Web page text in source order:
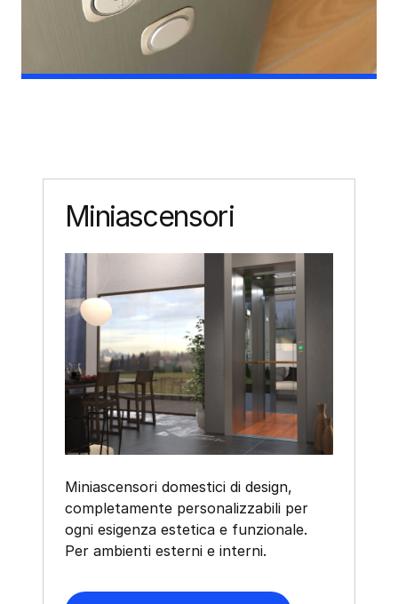
Miniascensori
Miniascensori domestici di design,
completamente personalizzabili per
ogni esigenza estetica e funzionale.
Per ambienti esterni e interni.